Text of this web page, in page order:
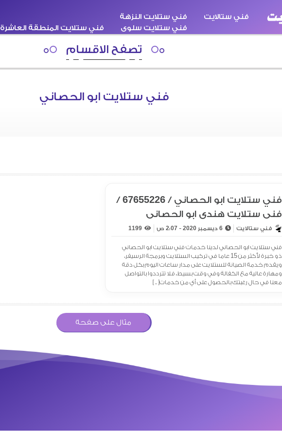
فني ستالايت
فني ستلايت النزهة
فني ستلايت سلوى
فني ستلايت المنطقة العاشرة
تصفح الاقسام
فني ستلايت ابو الحصاني
فني ستلايت ابو الحصاني / 67655226 /
فني ستلايت هندي ابو الحصاني
فني ستالايت 6 ديسمبر 2020 - 2:07 ص
فني ستلايت ابو الحصاني لدينا خدمات فني ستلايت ابو الحصاني
ذو خبرة لأكثر من 15 عاما في تركيب الستلايت وبرمجة الرسيفر،
ويقدم خدمة الصيانة للستلايت على مدار ساعات اليوم بكل دقة
ومهارة عالية مع الكفالة وفي وقت بسيط، فلا تترددوا بالتواصل
معنا في حال رغبتك بالحصول على أي من خدمات[ .. ]
مثال على صفحة